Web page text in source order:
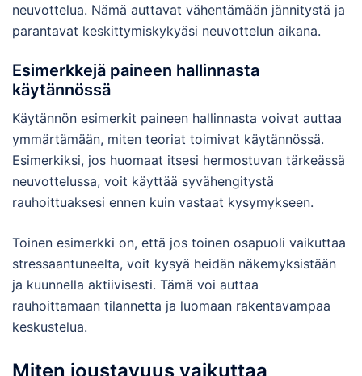
neuvottelua. Nämä auttavat vähentämään jännitystä ja
parantavat keskittymiskykyäsi neuvottelun aikana.
Esimerkkejä paineen hallinnasta
käytännössä
Käytännön esimerkit paineen hallinnasta voivat auttaa
ymmärtämään, miten teoriat toimivat käytännössä.
Esimerkiksi, jos huomaat itsesi hermostuvan tärkeässä
neuvottelussa, voit käyttää syvähengitystä
rauhoittuaksesi ennen kuin vastaat kysymykseen.
Toinen esimerkki on, että jos toinen osapuoli vaikuttaa
stressaantuneelta, voit kysyä heidän näkemyksistään
ja kuunnella aktiivisesti. Tämä voi auttaa
rauhoittamaan tilannetta ja luomaan rakentavampaa
keskustelua.
Miten joustavuus vaikuttaa